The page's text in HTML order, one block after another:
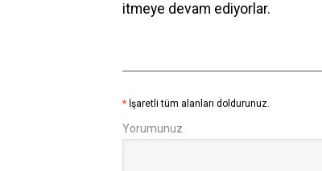
itmeye devam ediyorlar.
* İşaretli tüm alanları doldurunuz.
Yorumunuz